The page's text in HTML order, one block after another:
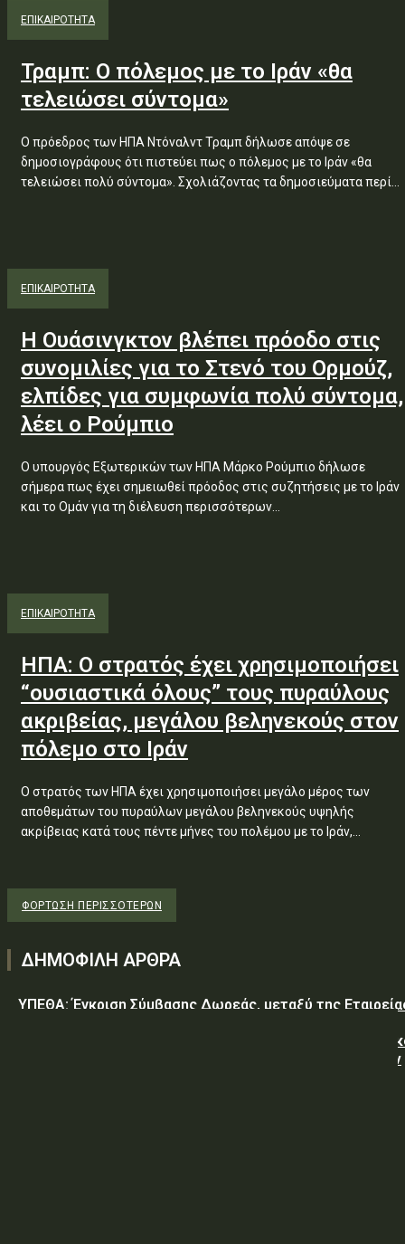
ΕΠΙΚΑΙΡΟΤΗΤΑ
Τραμπ: Ο πόλεμος με το Ιράν «θα
τελειώσει σύντομα»
Ο πρόεδρος των ΗΠΑ Ντόναλντ Τραμπ δήλωσε απόψε σε
δημοσιογράφους ότι πιστεύει πως ο πόλεμος με το Ιράν «θα
τελειώσει πολύ σύντομα». Σχολιάζοντας τα δημοσιεύματα περί...
ΕΠΙΚΑΙΡΟΤΗΤΑ
Η Ουάσινγκτον βλέπει πρόοδο στις
συνομιλίες για το Στενό του Ορμούζ,
ελπίδες για συμφωνία πολύ σύντομα,
λέει ο Ρούμπιο
Ο υπουργός Εξωτερικών των ΗΠΑ Μάρκο Ρούμπιο δήλωσε
σήμερα πως έχει σημειωθεί πρόοδος στις συζητήσεις με το Ιράν
και το Ομάν για τη διέλευση περισσότερων...
ΕΠΙΚΑΙΡΟΤΗΤΑ
ΗΠΑ: Ο στρατός έχει χρησιμοποιήσει
“ουσιαστικά όλους” τους πυραύλους
ακριβείας, μεγάλου βεληνεκούς στον
πόλεμο στο Ιράν
Ο στρατός των ΗΠΑ έχει χρησιμοποιήσει μεγάλο μέρος των
αποθεμάτων του πυραύλων μεγάλου βεληνεκούς υψηλής
ακρίβειας κατά τους πέντε μήνες του πολέμου με το Ιράν,...
ΦΌΡΤΩΣΗ ΠΕΡΙΣΣΟΤΈΡΩΝ
ΔΗΜΟΦΙΛΗ ΑΡΘΡΑ
ΥΠΕΘΑ: Έγκριση Σύμβασης Δωρεάς, μεταξύ της
Ελληνικού Δημοσίου – Υπουργείο-Εθνικής Άμυνας-
Επιτελείο Αεροπορίας-Σχολή Μονίμων Υπαξιωματικών